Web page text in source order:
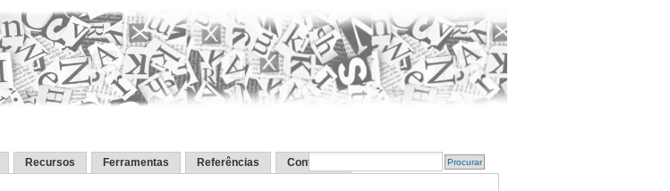
Recursos Ferramentas Referências Contactos